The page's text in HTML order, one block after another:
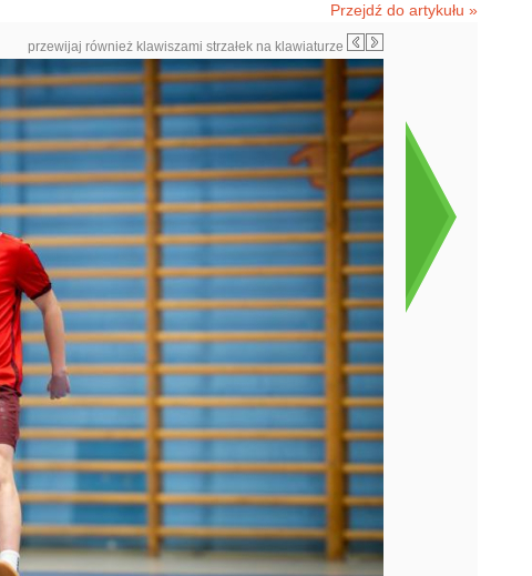
Przejdź do artykułu »
przewijaj również klawiszami strzałek na klawiaturze